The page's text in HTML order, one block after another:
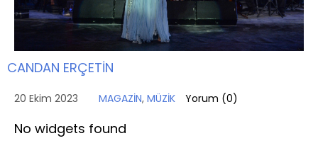
CANDAN ERÇETİN
20 Ekim 2023 MAGAZİN, MÜZİK Yorum (0)
No widgets found